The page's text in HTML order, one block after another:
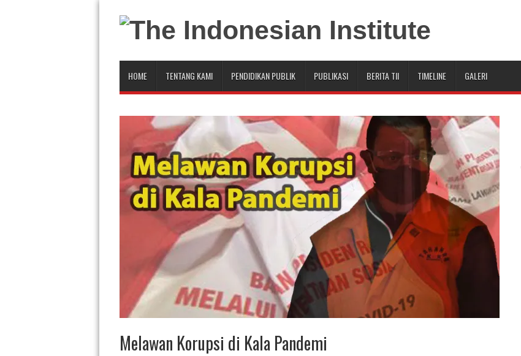
HOME TENTANG KAMI PENDIDIKAN PUBLIK PUBLIKASI BERITA TII TIMELINE GALERI
Melawan Korupsi di Kala Pandemi